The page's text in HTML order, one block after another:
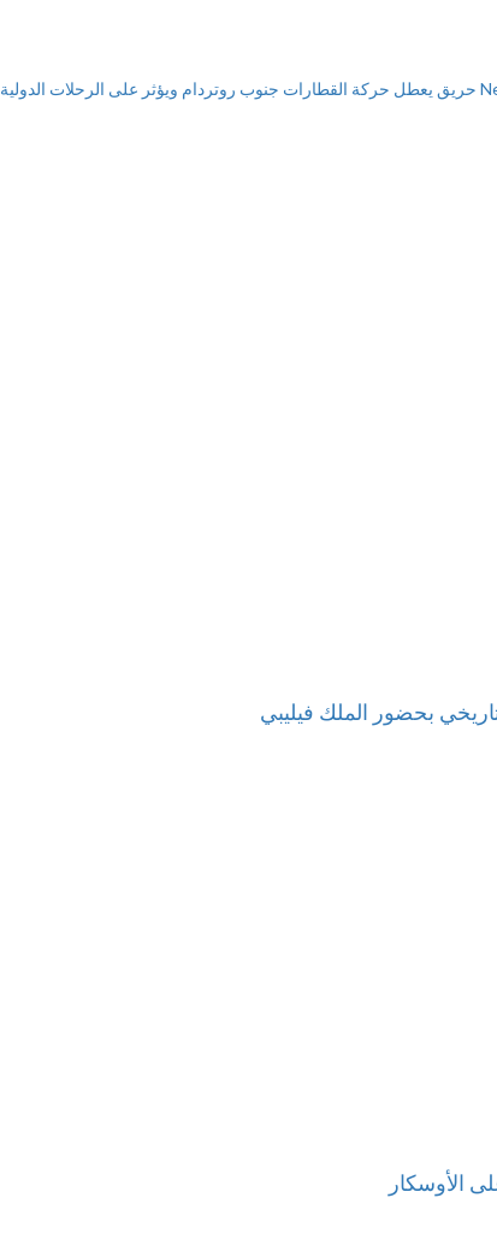
حريق يعطل حركة القطارات جنوب روتردام ويؤثر على الرحلات الدولية
2026… احتفال تاريخي بحضور الملك فيليبي
الأوسكار